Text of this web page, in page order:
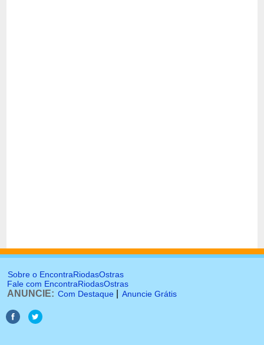
Sobre o EncontraRiodasOstras
Fale com EncontraRiodasOstras
ANUNCIE: Com Destaque Anuncie Grátis